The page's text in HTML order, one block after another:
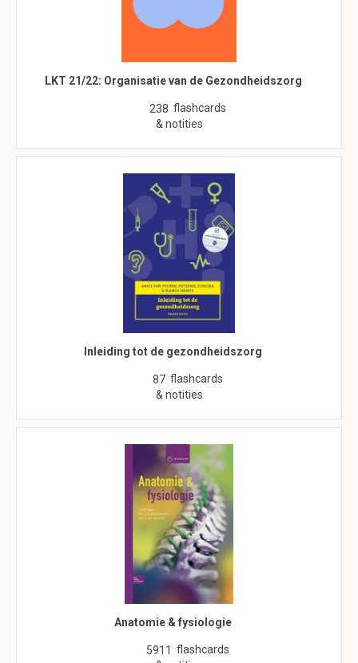
LKT 21/22: Organisatie van de Gezondheidszorg
238 flashcards
& notities
Inleiding tot de gezondheidszorg
87 flashcards
& notities
Anatomie & fysiologie
5911 flashcards